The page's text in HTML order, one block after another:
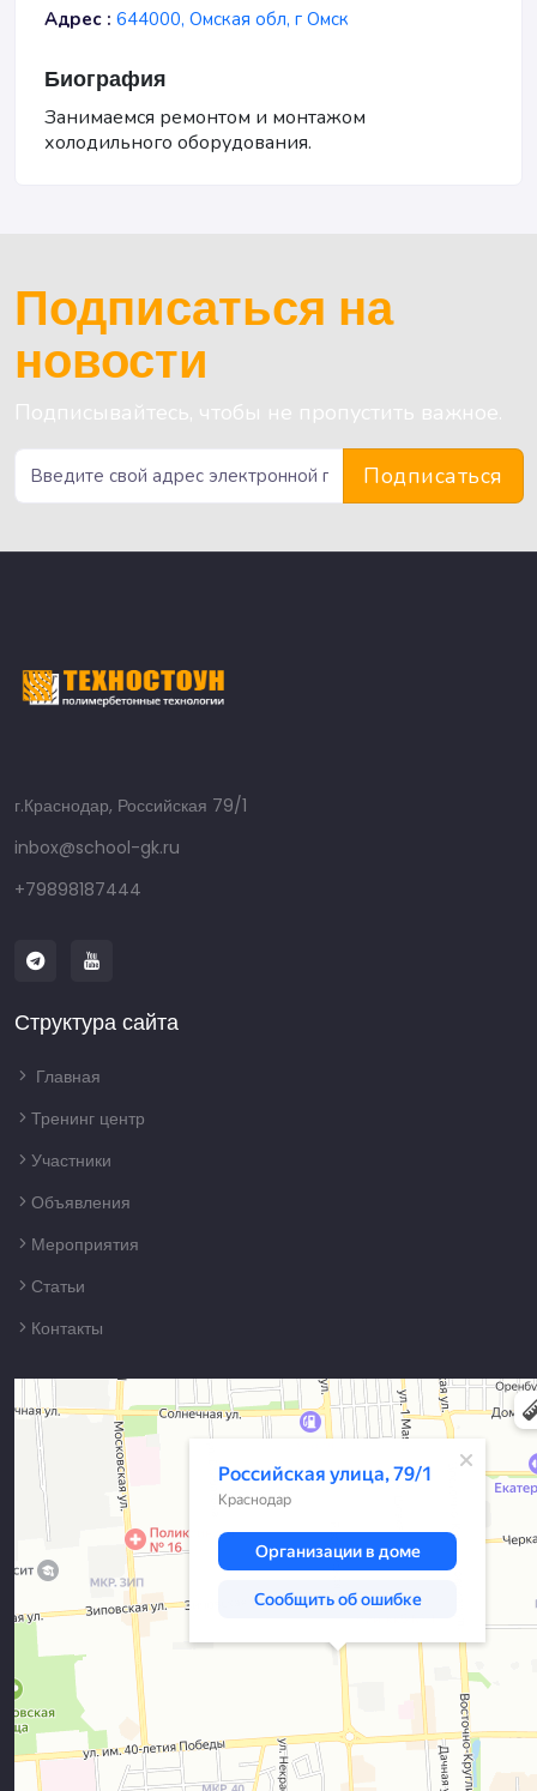
Адрес : 644000, Омская обл, г Омск
Биография
Занимаемся ремонтом и монтажом
холодильного оборудования.
Подписаться на
новости
Подписывайтесь, чтобы не пропустить важное.
Подписаться
г.Краснодар, Российская 79/1
inbox@school-gk.ru
+79898187444
Структура сайта
Главная
Тренинг центр
Участники
Объявления
Мероприятия
Статьи
Контакты
Краснодар
Российская улица, 79/1 — Яндекс Карты